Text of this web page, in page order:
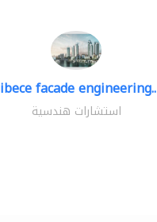
ibece facade engineering..
استشارات هندسية